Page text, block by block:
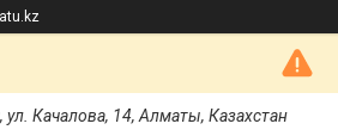
Качалова, 14, Алматы, Казахстан